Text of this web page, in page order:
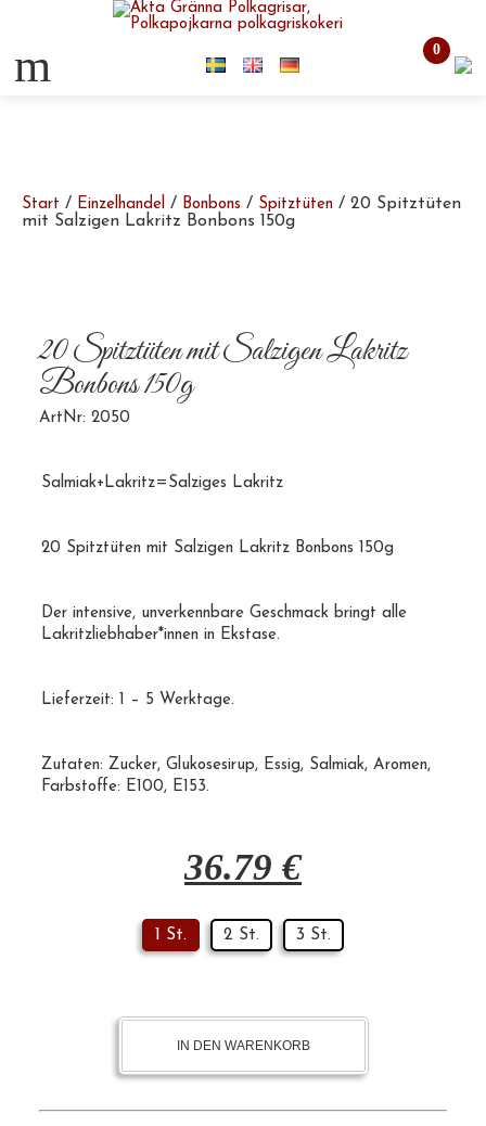
m 0
Start / Einzelhandel / Bonbons / Spitztüten / 20 Spitztüten
mit Salzigen Lakritz Bonbons 150g
20 Spitztüten mit Salzigen Lakritz
Bonbons 150g
ArtNr: 2050
Salmiak+Lakritz=Salziges Lakritz
20 Spitztüten mit Salzigen Lakritz Bonbons 150g
Der intensive, unverkennbare Geschmack bringt alle
Lakritzliebhaber*innen in Ekstase.
Lieferzeit: 1 – 5 Werktage.
Zutaten: Zucker, Glukosesirup, Essig, Salmiak, Aromen,
Farbstoffe: E100, E153.
36.79 €
1 St. 2 St. 3 St.
IN DEN WARENKORB